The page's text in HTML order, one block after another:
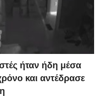
ήταν ήδη μέσα
και αντέδρασε